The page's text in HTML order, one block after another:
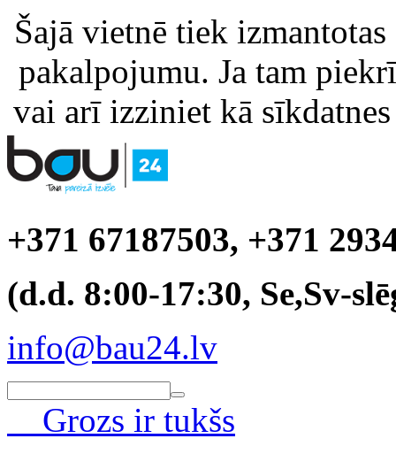
Šajā vietnē tiek
pakalpojumu. Ja tam
vai arī izziniet kā
+371 67187503, +371
(d.d. 8:00-17:30, Se,Sv-
info@bau24.lv
Grozs ir tukšs